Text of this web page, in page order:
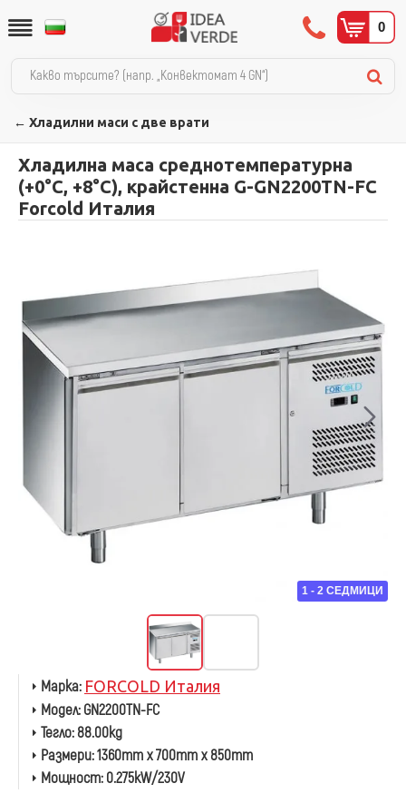
0
← Хладилни маси с две врати
Хладилна маса среднотемпературна
(+0°С, +8°С), крайстенна G-GN2200TN-FC
Forcold Италия
1 - 2 СЕДМИЦИ
Марка: FORCOLD Италия
Модел:GN2200TN-FC
Тегло:88.00kg
Размери:1360mm x 700mm x 850mm
Мощност:0.275kW/230V